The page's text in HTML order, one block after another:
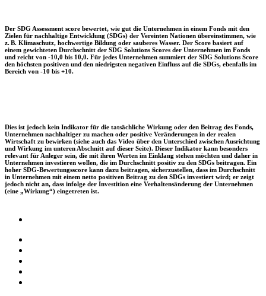
Der SDG Assessment score bewertet, wie gut die Unternehmen in einem Fonds mit den
Zielen für nachhaltige Entwicklung (SDGs) der Vereinten Nationen übereinstimmen, wie
z. B. Klimaschutz, hochwertige Bildung oder sauberes Wasser. Der Score basiert auf
einem gewichteten Durchschnitt der SDG Solutions Scores der Unternehmen im Fonds
und reicht von -10,0 bis 10,0. Für jedes Unternehmen summiert der SDG Solutions Score
den höchsten positiven und den niedrigsten negativen Einfluss auf die SDGs, ebenfalls im
Bereich von -10 bis +10.
Dies ist jedoch kein Indikator für die tatsächliche Wirkung oder den Beitrag des Fonds,
Unternehmen nachhaltiger zu machen oder positive Veränderungen in der realen
Wirtschaft zu bewirken (siehe auch das Video über den Unterschied zwischen Ausrichtung
und Wirkung im unteren Abschnitt auf dieser Seite). Dieser Indikator kann besonders
relevant für Anleger sein, die mit ihren Werten im Einklang stehen möchten und daher in
Unternehmen investieren wollen, die im Durchschnitt positiv zu den SDGs beitragen. Ein
hoher SDG-Bewertungsscore kann dazu beitragen, sicherzustellen, dass im Durchschnitt
in Unternehmen mit einem netto positiven Beitrag zu den SDGs investiert wird; er zeigt
jedoch nicht an, dass infolge der Investition eine Verhaltensänderung der Unternehmen
(eine „Wirkung“) eingetreten ist.